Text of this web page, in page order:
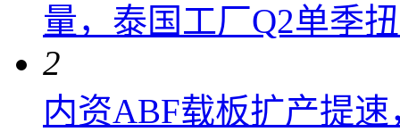
量，泰国工厂Q2单季
2
内资ABF载板扩产提